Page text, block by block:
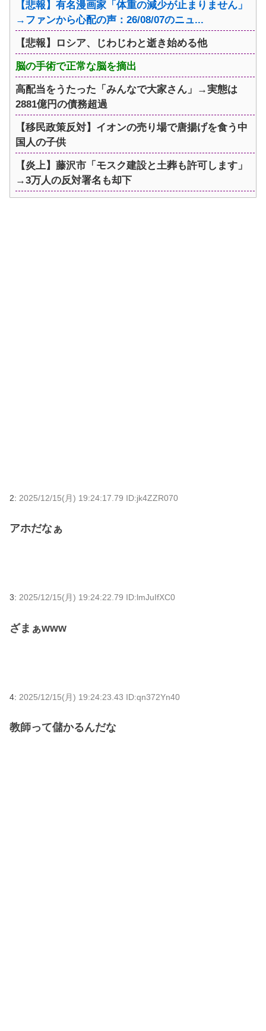
【悲報】有名漫画家「体重の減少が止まりません」
→ファンから心配の声：26/08/07のニュ...
【悲報】ロシア、じわじわと逝き始める他
脳の手術で正常な脳を摘出
高配当をうたった「みんなで大家さん」→実態は
2881億円の債務超過
【移民政策反対】イオンの売り場で唐揚げを食う中
国人の子供
【炎上】藤沢市「モスク建設と土葬も許可します」
→3万人の反対署名も却下
2: 2025/12/15(月) 19:24:17.79 ID:jk4ZZR070
アホだなぁ
3: 2025/12/15(月) 19:24:22.79 ID:lmJuIfXC0
ざまぁwww
4: 2025/12/15(月) 19:24:23.43 ID:qn372Yn40
教師って儲かるんだな